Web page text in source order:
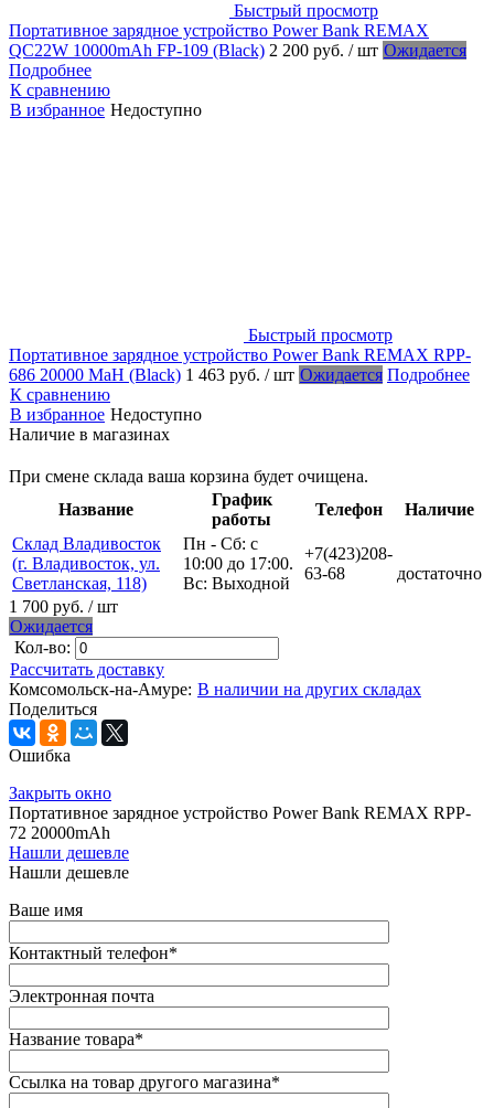
Быстрый просмотр
Портативное зарядное устройство Power Bank REMAX
QC22W 10000mAh FP-109 (Black) 2 200 руб. / шт Ожидается
Подробнее
К сравнению
В избранное Недоступно
Быстрый просмотр
Портативное зарядное устройство Power Bank REMAX RPP-
686 20000 MaH (Black) 1 463 руб. / шт Ожидается Подробнее
К сравнению
В избранное Недоступно
Наличие в магазинах
При смене склада ваша корзина будет очищена.
Название
График
работы
Телефон
Наличие
Склад Владивосток
(г. Владивосток, ул.
Светланская, 118)
Пн - Сб: с
10:00 до 17:00.
Вс: Выходной
+7(423)208-
63-68
достаточно
1 700 руб. / шт
Ожидается
Кол-во:
Рассчитать доставку
Комсомольск-на-Амуре: В наличии на других складах
Поделиться
Ошибка
Закрыть окно
Портативное зарядное устройство Power Bank REMAX RPP-
72 20000mAh
Нашли дешевле
Нашли дешевле
Ваше имя
Контактный телефон*
Электронная почта
Название товара*
Ссылка на товар другого магазина*